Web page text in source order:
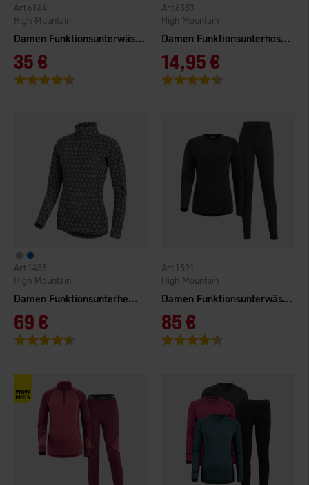
Damen Funktionsunterwäsche Livigno
High Mountain
6164
35 €
Bewertung:
Damen Funktionsunterhosen Norberg
High Mountain
6353
14,95 €
Bewertung:
Damen Funktionsunterhemd Cervinia Merinowolle
High Mountain
1438
69 €
Bewertung:
Damen Funktionsunterwäsche Merinowolle/Bambus
High Mountain
1591
85 €
Bewertung: